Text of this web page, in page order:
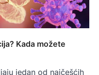
Kada možete
jedan od najčešćih